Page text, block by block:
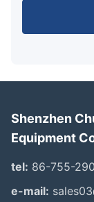
Shenzhen
Equipment
tel: 86-755-
e-mail: